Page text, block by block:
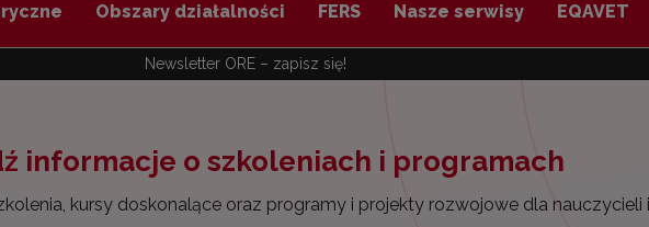
Obszary działalności FERS Nasze serwisy EQAVET
Newsletter ORE – zapisz się!
informacje o szkoleniach i programach
kursy doskonalące oraz programy i projekty rozwojowe dla nauczycieli i